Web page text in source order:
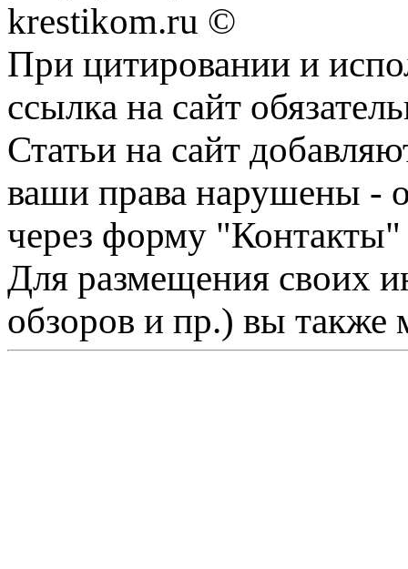
krestikom.ru ©
При цитировании и
ссылка на сайт
Статьи на сайт
ваши права нарушены -
через форму "Контакты"
Для размещения своих
обзоров и пр.) вы также